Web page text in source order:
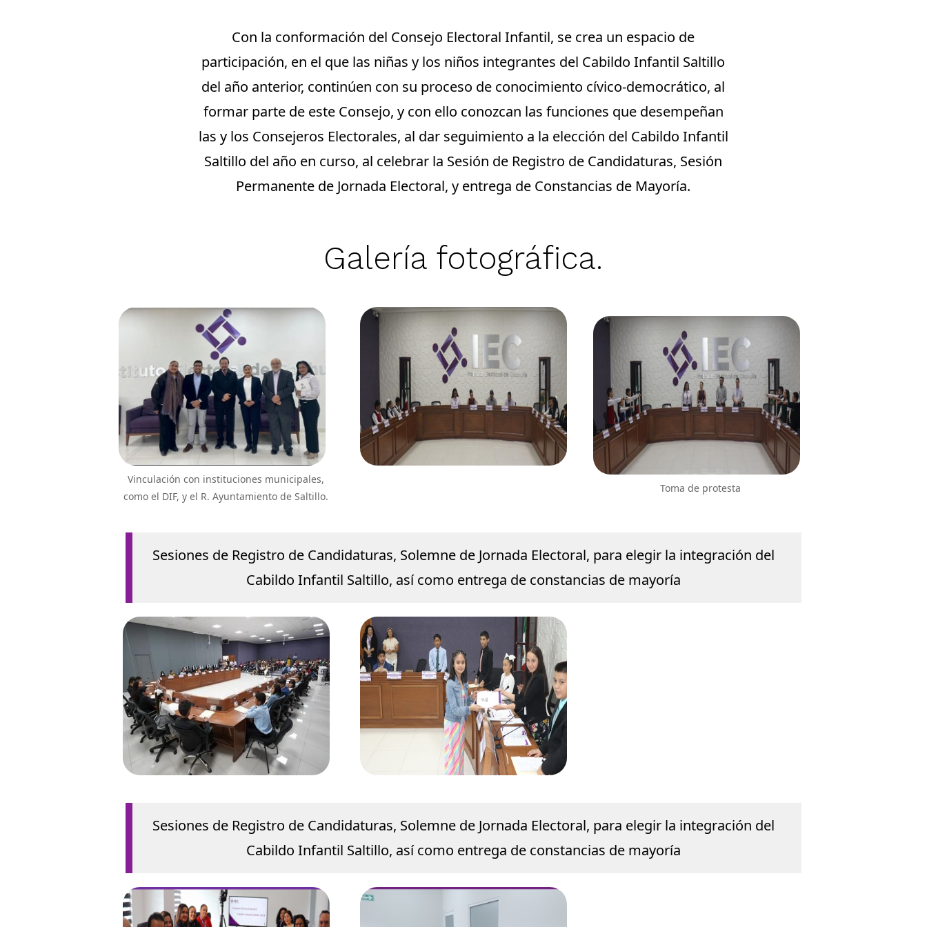
Con la conformación del Consejo Electoral Infantil, se crea un espacio de
participación, en el que las niñas y los niños integrantes del Cabildo Infantil Saltillo
del año anterior, continúen con su proceso de conocimiento cívico-democrático, al
formar parte de este Consejo, y con ello conozcan las funciones que desempeñan
las y los Consejeros Electorales, al dar seguimiento a la elección del Cabildo Infantil
Saltillo del año en curso, al celebrar la Sesión de Registro de Candidaturas, Sesión
Permanente de Jornada Electoral, y entrega de Constancias de Mayoría.
Galería fotográfica.
Vinculación con instituciones municipales,
como el DIF, y el R. Ayuntamiento de Saltillo.
Toma de protesta
Sesiones de Registro de Candidaturas, Solemne de Jornada Electoral, para elegir la integración del
Cabildo Infantil Saltillo, así como entrega de constancias de mayoría
Sesiones de Registro de Candidaturas, Solemne de Jornada Electoral, para elegir la integración del
Cabildo Infantil Saltillo, así como entrega de constancias de mayoría